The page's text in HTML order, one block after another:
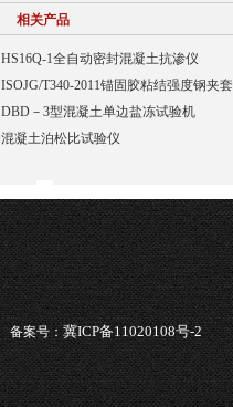
相关产品
HS16Q-1全自动密封混凝土抗渗仪
ISOJG/T340-2011锚固胶粘结强度钢夹套
DBD－3型混凝土单边盐冻试验机
混凝土泊松比试验仪
备案号：冀ICP备11020108号-2